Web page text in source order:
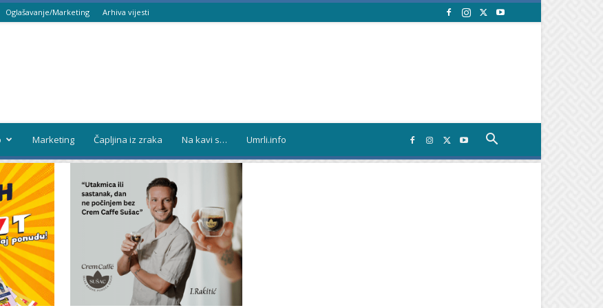
Oglašavanje/Marketing Arhiva vijesti
Marketing Čapljina iz zraka Na kavi s… Umrli.info